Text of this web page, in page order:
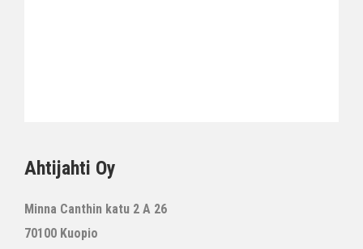
Ahtijahti Oy
Minna Canthin katu 2 A 26
70100 Kuopio